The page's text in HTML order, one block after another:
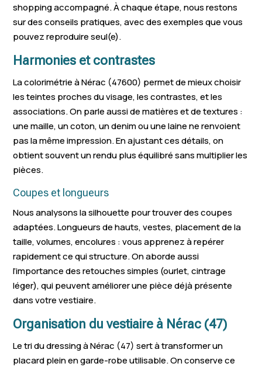
shopping accompagné. À chaque étape, nous restons
sur des conseils pratiques, avec des exemples que vous
pouvez reproduire seul(e).
Harmonies et contrastes
La colorimétrie à Nérac (47600) permet de mieux choisir
les teintes proches du visage, les contrastes, et les
associations. On parle aussi de matières et de textures :
une maille, un coton, un denim ou une laine ne renvoient
pas la même impression. En ajustant ces détails, on
obtient souvent un rendu plus équilibré sans multiplier les
pièces.
Coupes et longueurs
Nous analysons la silhouette pour trouver des coupes
adaptées. Longueurs de hauts, vestes, placement de la
taille, volumes, encolures : vous apprenez à repérer
rapidement ce qui structure. On aborde aussi
l’importance des retouches simples (ourlet, cintrage
léger), qui peuvent améliorer une pièce déjà présente
dans votre vestiaire.
Organisation du vestiaire à Nérac (47)
Le tri du dressing à Nérac (47) sert à transformer un
placard plein en garde-robe utilisable. On conserve ce